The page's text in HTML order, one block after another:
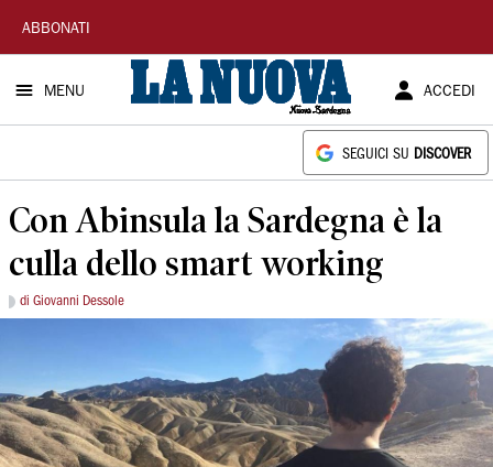
La
Nuova
Sardegna
ABBONATI
MENU ACCEDI
SEGUICI SU DISCOVER
Con Abinsula la Sardegna è la
culla dello smart working
di Giovanni Dessole